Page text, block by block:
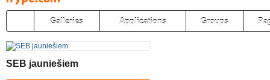
uz
saturu
Galleries Applications Groups
SEB jauniešiem